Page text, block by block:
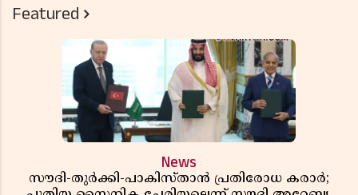
Featured
News
സൗദി-തുർക്കി-പാകിസ്താൻ പ്രതിരോധ കരാർ;